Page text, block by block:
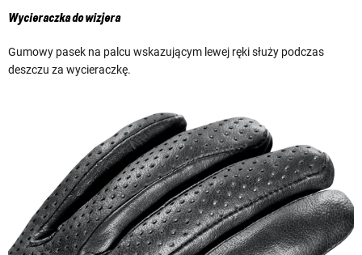
Wycieraczka do wizjera
Gumowy pasek na palcu wskazującym lewej ręki służy podczas
deszczu za wycieraczkę.